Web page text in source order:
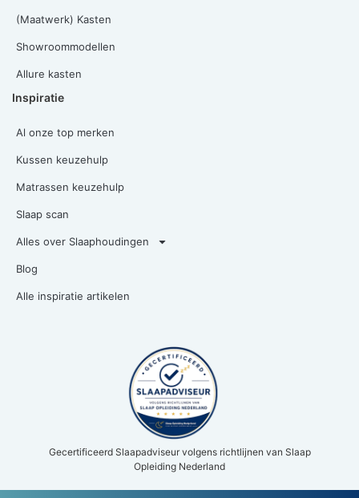
(Maatwerk) Kasten
Showroommodellen
Allure kasten
Inspiratie
Al onze top merken
Kussen keuzehulp
Matrassen keuzehulp
Slaap scan
Alles over Slaaphoudingen
Blog
Alle inspiratie artikelen
Gecertificeerd Slaapadviseur volgens richtlijnen van Slaap
Opleiding Nederland